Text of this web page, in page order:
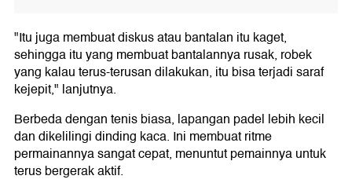
"Itu juga membuat diskus atau bantalan itu kaget,
sehingga itu yang membuat bantalannya rusak, robek
yang kalau terus-terusan dilakukan, itu bisa terjadi saraf
kejepit," lanjutnya.
Berbeda dengan tenis biasa, lapangan padel lebih kecil
dan dikelilingi dinding kaca. Ini membuat ritme
permainannya sangat cepat, menuntut pemainnya untuk
terus bergerak aktif.